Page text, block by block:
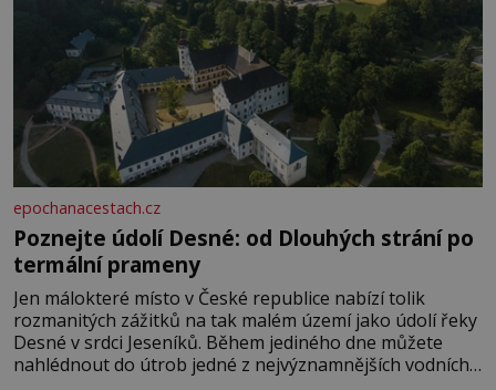
epochanacestach.cz
Poznejte údolí Desné: od Dlouhých strání po
termální prameny
Jen málokteré místo v České republice nabízí tolik
rozmanitých zážitků na tak malém území jako údolí řeky
Desné v srdci Jeseníků. Během jediného dne můžete
nahlédnout do útrob jedné z nejvýznamnějších vodních